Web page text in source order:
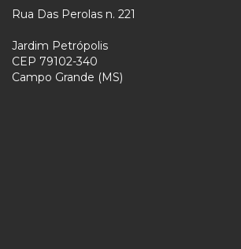
Rua Das Perolas n. 221
Jardim Petrópolis
CEP 79102-340
Campo Grande (MS)